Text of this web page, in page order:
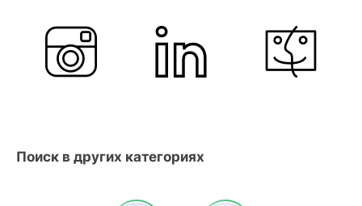
Поиск в других категориях